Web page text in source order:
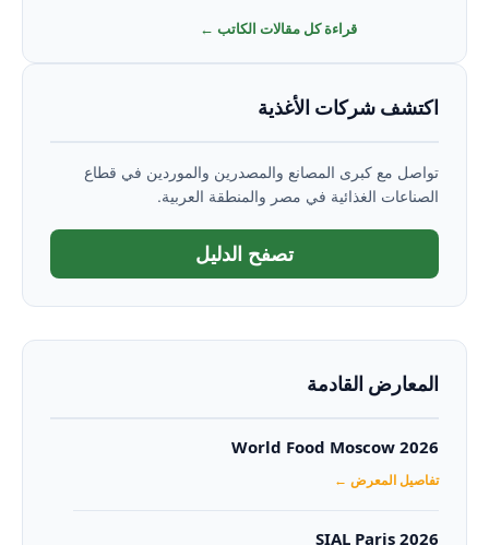
قراءة كل مقالات الكاتب ←
اكتشف شركات الأغذية
تواصل مع كبرى المصانع والمصدرين والموردين في قطاع
الصناعات الغذائية في مصر والمنطقة العربية.
تصفح الدليل
المعارض القادمة
World Food Moscow 2026
تفاصيل المعرض ←
SIAL Paris 2026